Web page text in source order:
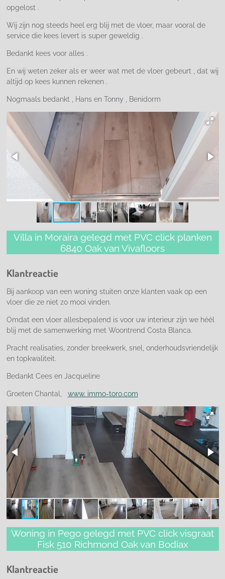
opgelost .
Wij zijn nog steeds heel erg blij met de vloer, maar vooral de
service die kees levert is super geweldig .
Bedankt kees voor alles .
En wij weten zeker als er weer wat met de vloer gebeurt , dat wij
altijd op kees kunnen rekenen .
Nogmaals bedankt , Hans en Tonny , Benidorm
Villa in Moraira gelegd met PVC click planken
6840 Oak van Vivafloors
Klantreactie
Bij aankoop van een woning stuiten onze klanten vaak op een
vloer die ze niet zo mooi vinden.
Omdat een vloer allesbepalend is voor uw interieur zijn we héél
blij met de samenwerking met Woontrend Costa Blanca.
Pracht realisaties, zonder breekwerk, snel, onderhoudsvriendelijk
en topkwaliteit.
Bedankt Cees en Jacqueline
Groeten Chantal, www. immo-toro.com
Woning in Pego gelegd met PVC click visgraat
Fisk 510 Richmond Oak van Bodiax
Klantreactie